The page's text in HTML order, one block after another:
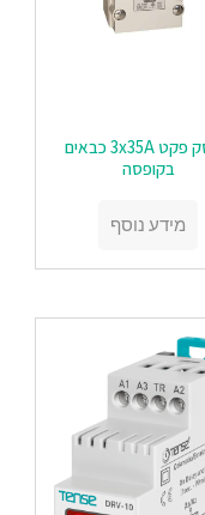
מפסק פקט 3x35A כבאים
בקופסה
מידע נוסף